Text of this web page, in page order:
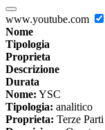
www.youtube.com
Nome
Tipologia
Proprieta
Descrizione
Durata
Nome: YSC
Tipologia: analitico
Proprieta: Terze Parti